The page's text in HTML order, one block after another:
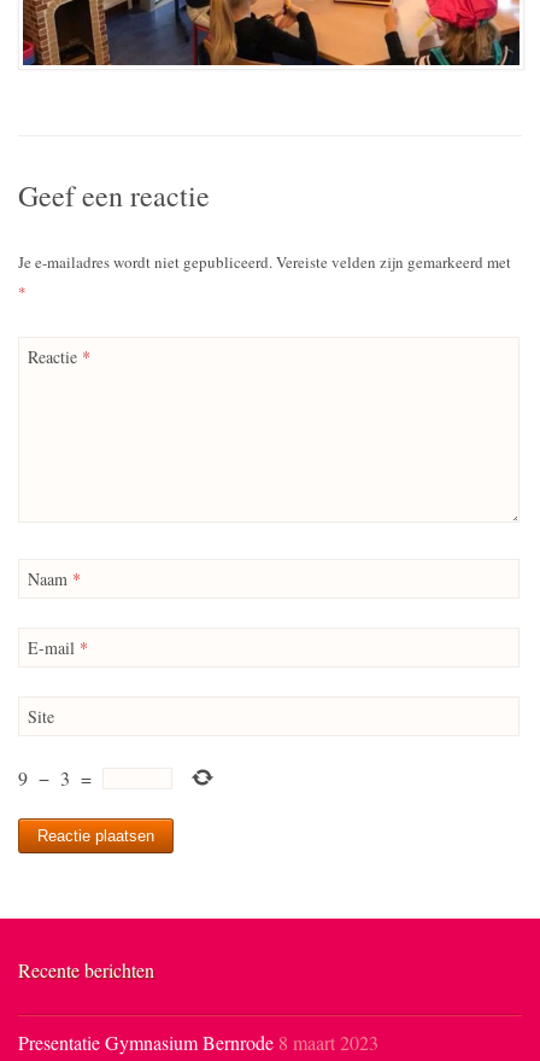
Geef een reactie
Je e-mailadres wordt niet gepubliceerd.Vereiste velden zijn gemarkeerd met
*
Reactie *
Naam *
E-mail *
Site
9 − 3 =
Recente berichten
Presentatie Gymnasium Bernrode 8 maart 2023